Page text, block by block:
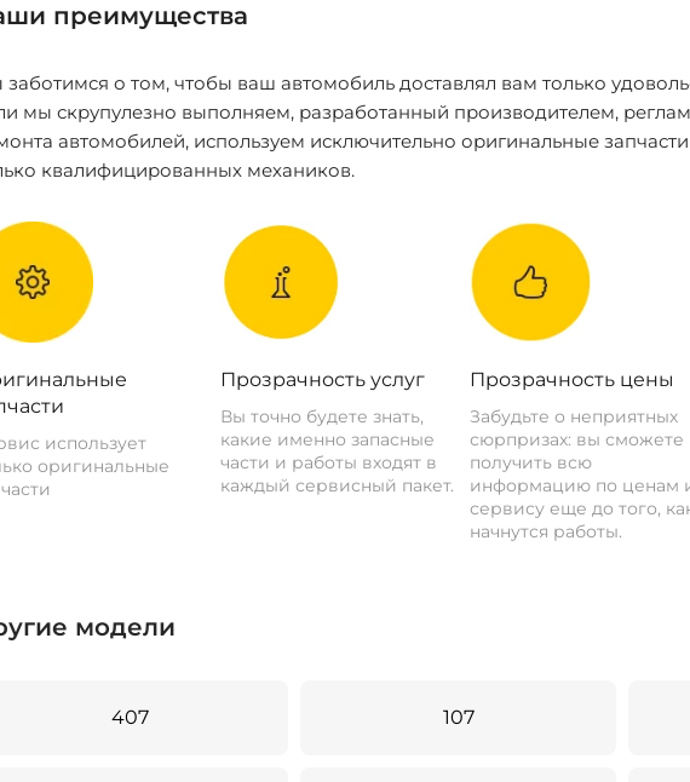
преимущества
о том, чтобы ваш автомобиль доставлял вам только
мы скрупулезно выполняем, разработанный производителем,
автомобилей, используем исключительно оригинальные
квалифицированных механиков.
использует
оригинальные
Прозрачность услуг
Вы точно будете знать,
какие именно запасные
части и работы входят в
каждый сервисный пакет.
Прозрачность цены
Забудьте о неприятных
сюрпризах: вы сможете
получить всю
информацию по ценам
сервису еще до того,
начнутся работы.
модели
407 107